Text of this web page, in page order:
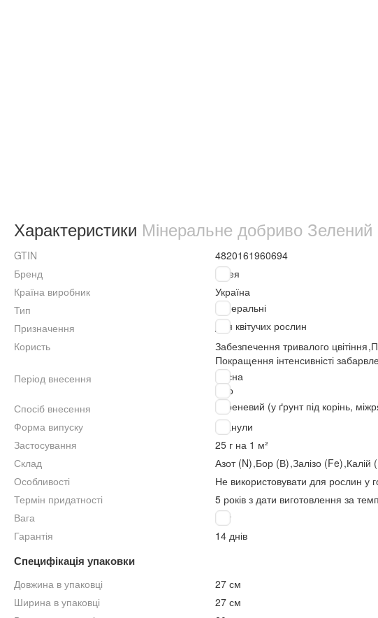
Характеристики Мінеральне добриво Зелений
GTIN
4820161960694
Бренд
Гілея
Країна виробник
Україна
Тип
Мінеральні
Призначення
Для квітучих рослин
Користь
Забезпечення тривалого цвітіння,
Покращення інтенсивністі
Період внесення
Весна
Літо
Спосіб внесення
Кореневий (у ґрунт під корінь,
Форма випуску
Гранули
Застосування
25 г на 1 м²
Склад
Азот (N),Бор (В),Залізо (Fe),Калій
Особливості
Не використовувати для рослин у
Термін придатності
5 років з дати виготовлення за
Вага
5 кг
Гарантія
14 днів
Специфікація упаковки
Довжина в упаковці
27 см
Ширина в упаковці
27 см